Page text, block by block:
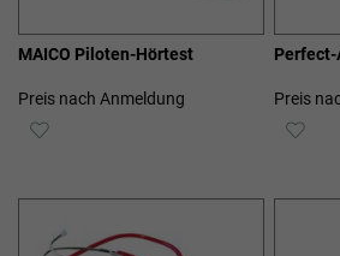
MAICO Piloten-Hörtest
Preis nach Anmeldung
ZUR
Perfect-
Preis
ZUR